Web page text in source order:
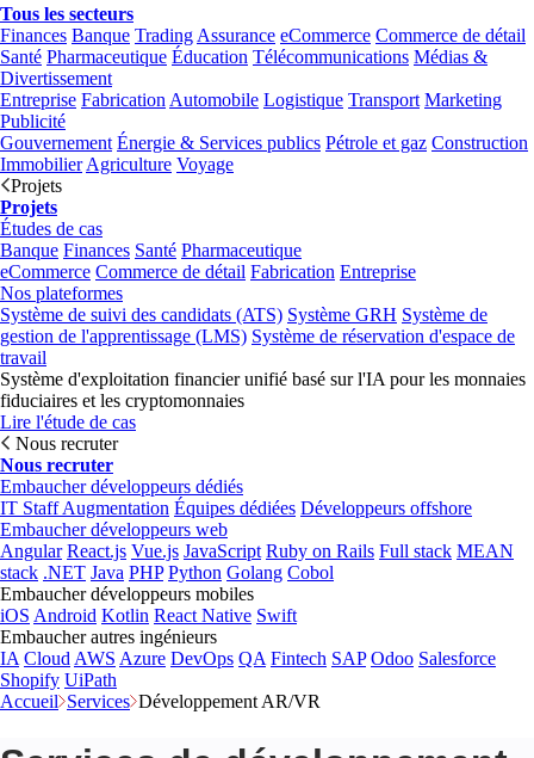
Tous les secteurs
Finances Banque Trading Assurance eCommerce Commerce de détail
Santé Pharmaceutique Éducation Télécommunications Médias &
Divertissement
Entreprise Fabrication Automobile Logistique Transport Marketing
Publicité
Gouvernement Énergie & Services publics Pétrole et gaz Construction
Immobilier Agriculture Voyage
Projets
Projets
Études de cas
Banque Finances Santé Pharmaceutique
eCommerce Commerce de détail Fabrication Entreprise
Nos plateformes
Système de suivi des candidats (ATS) Système GRH Système de
gestion de l'apprentissage (LMS) Système de réservation d'espace de
travail
Système d'exploitation financier unifié basé sur l'IA pour les monnaies
fiduciaires et les cryptomonnaies
Lire l'étude de cas
Nous recruter
Nous recruter
Embaucher développeurs dédiés
IT Staff Augmentation Équipes dédiées Développeurs offshore
Embaucher développeurs web
Angular React.js Vue.js JavaScript Ruby on Rails Full stack MEAN
stack .NET Java PHP Python Golang Cobol
Embaucher développeurs mobiles
iOS Android Kotlin React Native Swift
Embaucher autres ingénieurs
IA Cloud AWS Azure DevOps QA Fintech SAP Odoo Salesforce
Shopify UiPath
Accueil Services Développement AR/VR